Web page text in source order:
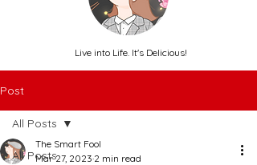
Live into Life. It's Delicious!
Post
All Posts
All Posts
The Smart Fool
Mar 27, 2023 2 min read